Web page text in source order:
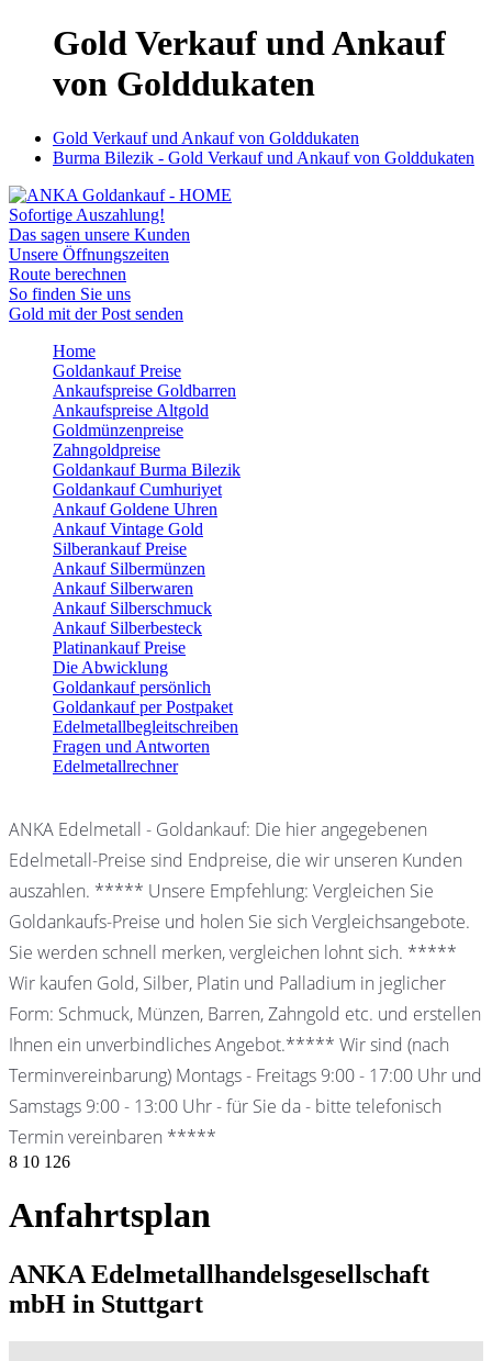
Gold Verkauf und Ankauf
von Golddukaten
Gold Verkauf und Ankauf von Golddukaten
Burma Bilezik - Gold Verkauf und Ankauf von Golddukaten
Sofortige Auszahlung!
Das sagen unsere Kunden
Unsere Öffnungszeiten
Route berechnen
So finden Sie uns
Gold mit der Post senden
Home
Goldankauf Preise
Ankaufspreise Goldbarren
Ankaufspreise Altgold
Goldmünzenpreise
Zahngoldpreise
Goldankauf Burma Bilezik
Goldankauf Cumhuriyet
Ankauf Goldene Uhren
Ankauf Vintage Gold
Silberankauf Preise
Ankauf Silbermünzen
Ankauf Silberwaren
Ankauf Silberschmuck
Ankauf Silberbesteck
Platinankauf Preise
Die Abwicklung
Goldankauf persönlich
Goldankauf per Postpaket
Edelmetallbegleitschreiben
Fragen und Antworten
Edelmetallrechner
ANKA Edelmetall - Goldankauf: Die hier angegebenen
Edelmetall-Preise sind Endpreise, die wir unseren Kunden
auszahlen. ***** Unsere Empfehlung: Vergleichen Sie
Goldankaufs-Preise und holen Sie sich Vergleichsangebote.
Sie werden schnell merken, vergleichen lohnt sich. *****
Wir kaufen Gold, Silber, Platin und Palladium in jeglicher
Form: Schmuck, Münzen, Barren, Zahngold etc. und erstellen
Ihnen ein unverbindliches Angebot.***** Wir sind (nach
Terminvereinbarung) Montags - Freitags 9:00 - 17:00 Uhr und
Samstags 9:00 - 13:00 Uhr - für Sie da - bitte telefonisch
Termin vereinbaren *****
8 10 126
Anfahrtsplan
ANKA Edelmetallhandelsgesellschaft
mbH in Stuttgart